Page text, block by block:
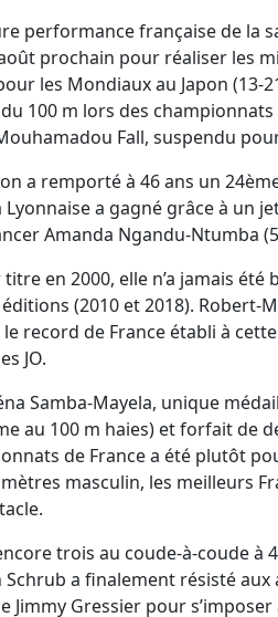
performance française de la
prochain pour réaliser les
les Mondiaux au Japon (13-
100 m lors des championnats
Fall, suspendu
a remporté à 46 ans un
a gagné grâce à un
Amanda Ngandu-Ntumba
en 2000, elle n’a jamais
(2010 et 2018).
record de France établi à
JO.
Samba-Mayela, unique
au 100 m haies) et forfait de
de France a été plutôt
masculin, les meilleurs
trois au coude-à-coude à
Schrub a finalement résisté
Jimmy Gressier pour